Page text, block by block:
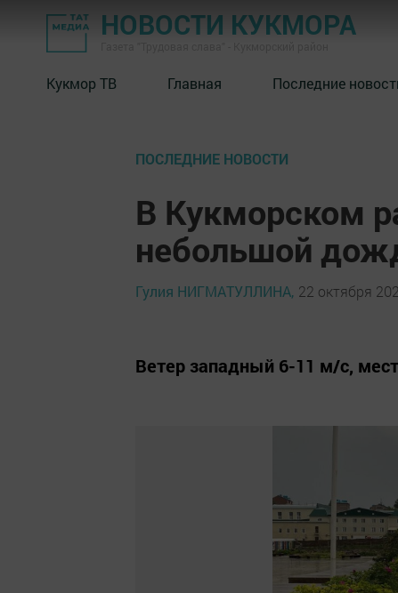
НОВОСТИ КУКМОРА
Кукмор ТВ Главная Последние
ПОСЛЕДНИЕ НОВОСТИ
В Кукморском
небольшой
Гулия НИГМАТУЛЛИНА, 22 октября
Ветер западный 6-11 м/с,